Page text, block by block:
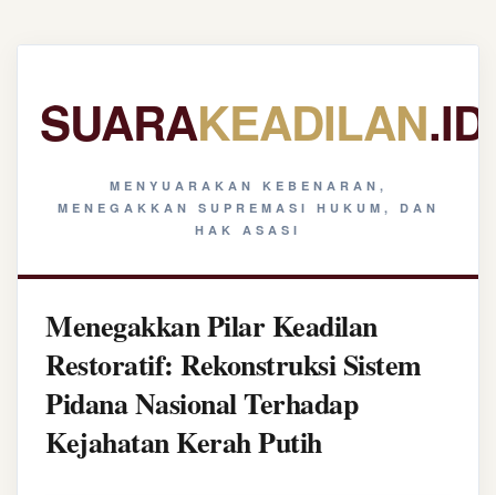
SUARAKEADILAN.ID
MENYUARAKAN KEBENARAN,
MENEGAKKAN SUPREMASI HUKUM, DAN
HAK ASASI
Menegakkan Pilar Keadilan
Restoratif: Rekonstruksi Sistem
Pidana Nasional Terhadap
Kejahatan Kerah Putih